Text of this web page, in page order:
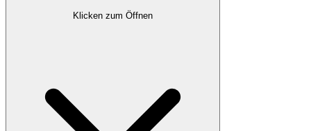
Klicken zum Öffnen